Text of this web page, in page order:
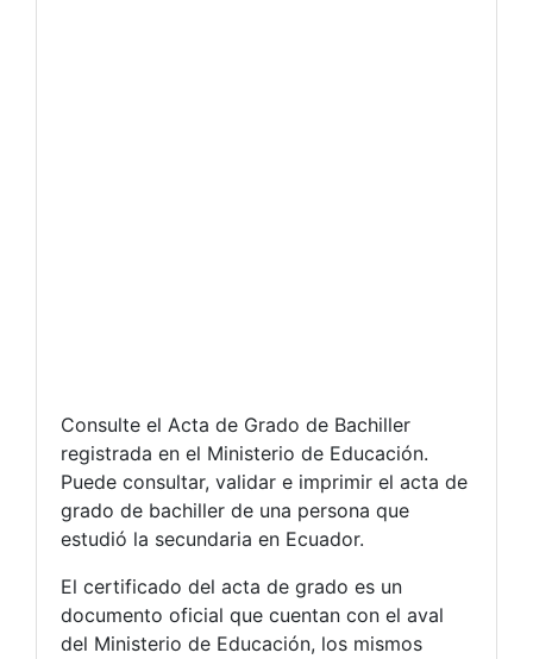
Consulte el Acta de Grado de Bachiller
registrada en el Ministerio de Educación.
Puede consultar, validar e imprimir el acta de
grado de bachiller de una persona que
estudió la secundaria en Ecuador.
El certificado del acta de grado es un
documento oficial que cuentan con el aval
del Ministerio de Educación, los mismos